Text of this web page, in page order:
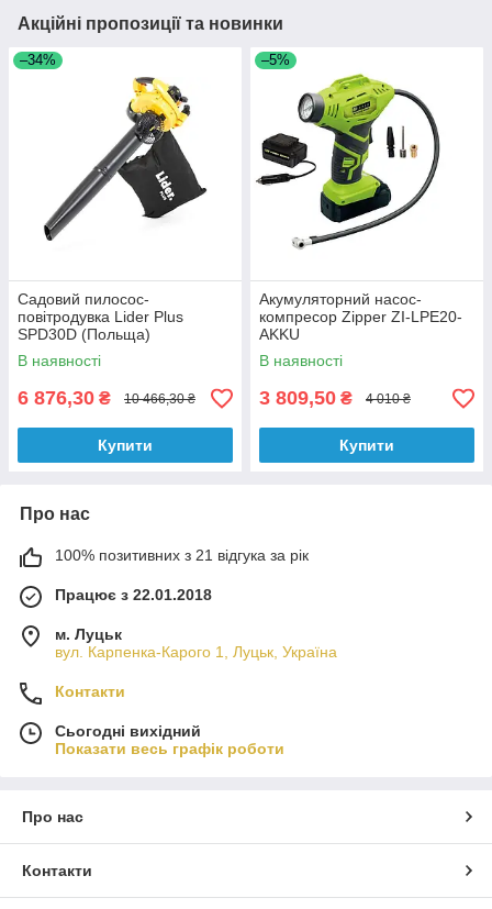
Акційні пропозиції та новинки
–34%
Садовий пилосос-
повітродувка Lider Plus
SPD30D (Польща)
В наявності
6 876,30 ₴ 10 466,30 ₴
Купити
–5%
Акумуляторний насос-
компресор Zipper ZI-LPE20-
AKKU
В наявності
3 809,50 ₴ 4 010 ₴
Купити
Про нас
100% позитивних з 21 відгука за рік
Працює з 22.01.2018
м. Луцьк
вул. Карпенка-Карого 1, Луцьк, Україна
Контакти
Сьогодні вихідний
Показати весь графік роботи
Про нас
Контакти